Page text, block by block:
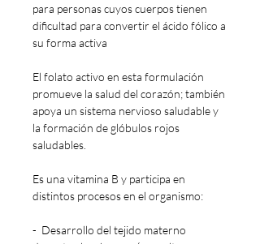
para personas cuyos cuerpos tienen
dificultad para convertir el ácido fólico a
su forma activa
El folato activo en esta formulación
promueve la salud del corazón; también
apoya un sistema nervioso saludable y
la formación de glóbulos rojos
saludables.
Es una vitamina B y participa en
distintos procesos en el organismo:
- Desarrollo del tejido materno